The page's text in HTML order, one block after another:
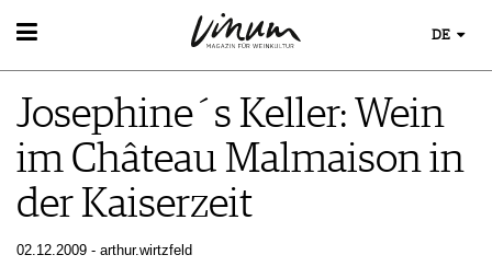
WEIN
WEINSUCHE
GUIDE WEINGÜTER
WINETRADECLUB
WINZER
WEINE DES MONATS
TRINKREIFETABELLE
WEINWISSEN
WEINREGIONEN
WEINGESCHICHTE
EVENTS
EVENTKALENDER
EVENT-BILDER
ESSEN & TRINKEN
FOOD PAIRING TIPPS
DE
Josephine´s Keller: Wein
im Château Malmaison in
der Kaiserzeit
02.12.2009 - arthur.wirtzfeld